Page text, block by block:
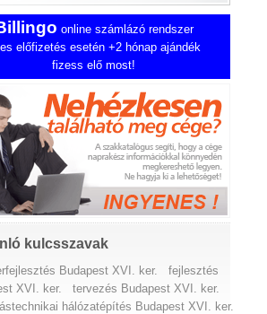
online számlázó rendszer
előfizetés esetén +2 hónap ajándék
fizess elő most!
kulcsszavak
Budapest XVI. ker.
fejlesztés
XVI. ker.
tervezés Budapest XVI. ker.
hálózatépítés Budapest XVI. ker.